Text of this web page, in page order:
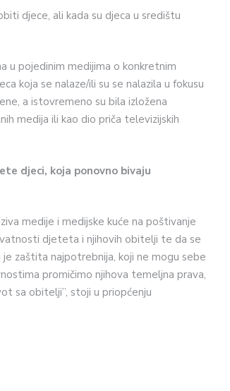
djece, ali kada su djeca u središtu
u pojedinim medijima o konkretnim
koja se nalaze/ili su se nalazila u fokusu
a istovremeno su bila izložena
medija ili kao dio priča televizijskih
djeci, koja ponovno bivaju
medije i medijske kuće na poštivanje
djeteta i njihovih obitelji te da se
zaštita najpotrebnija, koji ne mogu sebe
promičimo njihova temeljna prava,
sa obitelji”, stoji u priopćenju